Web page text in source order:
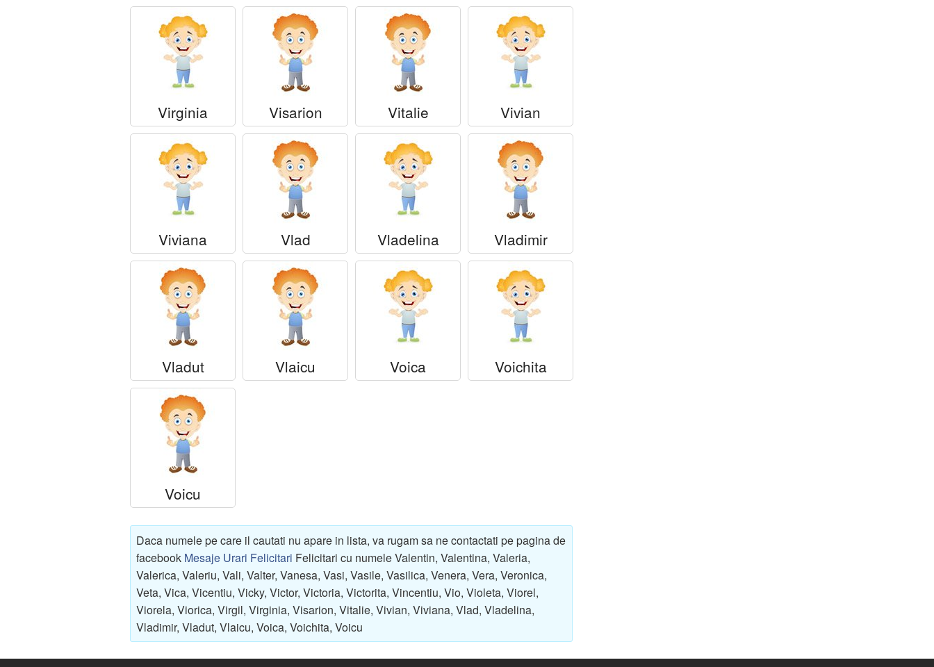
Virginia Visarion Vitalie Vivian
Viviana Vlad Vladelina Vladimir
Vladut Vlaicu Voica Voichita
Voicu
Daca numele pe care il cautati nu apare in lista, va rugam sa ne contactati pe pagina de
facebook Mesaje Urari Felicitari Felicitari cu numele Valentin, Valentina, Valeria,
Valerica, Valeriu, Vali, Valter, Vanesa, Vasi, Vasile, Vasilica, Venera, Vera, Veronica,
Veta, Vica, Vicentiu, Vicky, Victor, Victoria, Victorita, Vincentiu, Vio, Violeta, Viorel,
Viorela, Viorica, Virgil, Virginia, Visarion, Vitalie, Vivian, Viviana, Vlad, Vladelina,
Vladimir, Vladut, Vlaicu, Voica, Voichita, Voicu